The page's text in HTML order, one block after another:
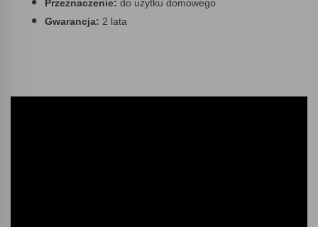
Przeznaczenie: do użytku domowego
Gwarancja: 2 lata